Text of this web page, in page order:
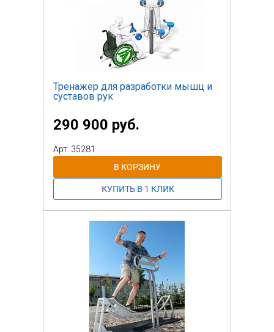
Тренажер для разработки мышц и
суставов рук
290 900 руб.
Арт: 35281